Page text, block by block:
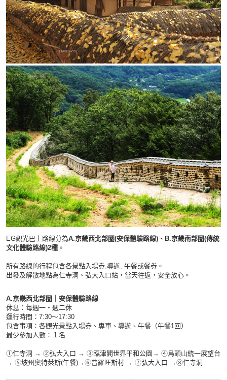
EG觀光巴士路線分為A.京畿西北部圏(安保體驗路線)、B.京畿南部圏(傳統
文化體驗路線)2種 。
所有路線的行程包含各景點入場券,導遊, 午餐或餐券。
出發及解散地點為仁寺洞、弘大入口站，當天往返，安全放心。
A.京畿西北部圏
安保體驗路線
休息：毎週一・週二休
運行時間：7:30～17:30
包含事項：各觀光景點入場券、專車、導遊、午餐（午餐1回）​
最少參加人數：１名
①仁寺洞 → ②弘大入口 → ③臨津閣世界平和公園→ ④烏頭山統一展望台
→ ⑤坡州奧特萊斯(午餐)→⑥普羅旺斯村 → ⑦弘大入口 →⑧仁寺洞